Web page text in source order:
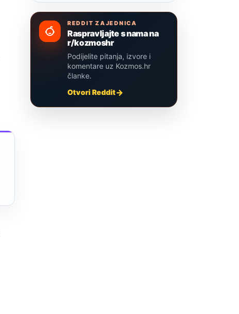
REDDIT ZAJEDNICA
Raspravljajte s nama na
r/kozmoshr
Podijelite pitanja, izvore i
komentare uz Kozmos.hr
članke.
Otvori Reddit